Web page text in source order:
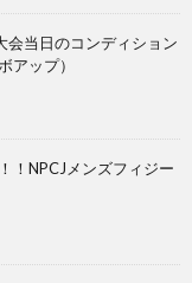
会当日のコンディション
アップ）
！NPCJメンズフィジー